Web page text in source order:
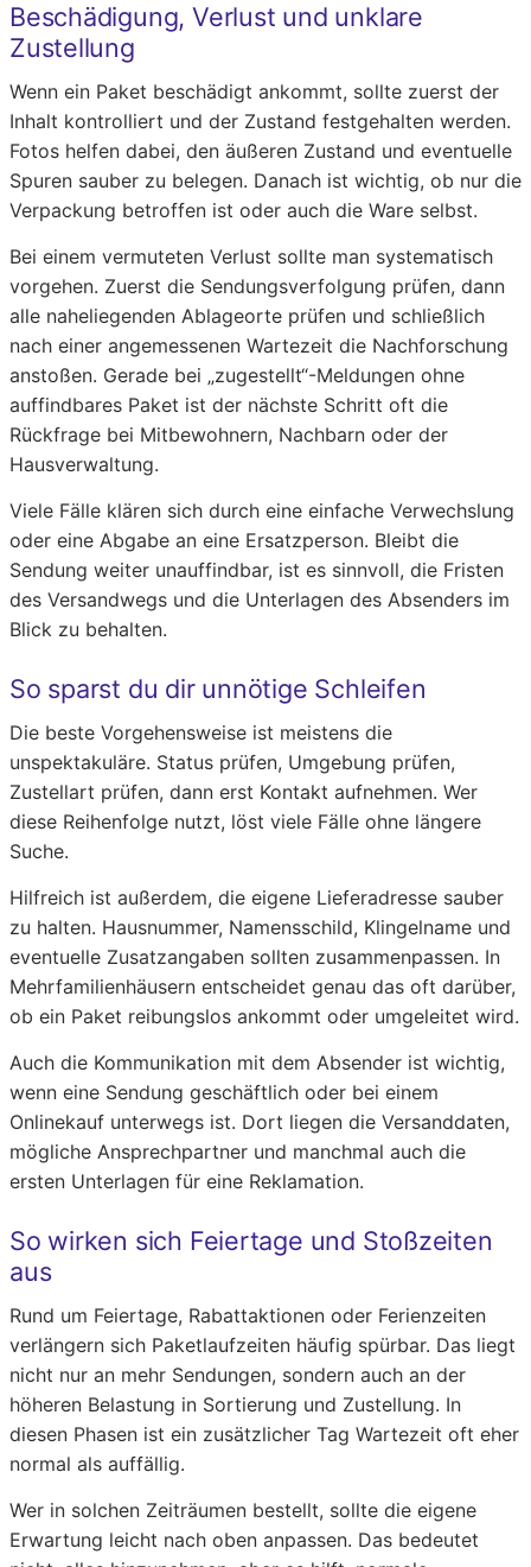
Beschädigung, Verlust und unklare
Zustellung
Wenn ein Paket beschädigt ankommt, sollte zuerst der
Inhalt kontrolliert und der Zustand festgehalten werden.
Fotos helfen dabei, den äußeren Zustand und eventuelle
Spuren sauber zu belegen. Danach ist wichtig, ob nur die
Verpackung betroffen ist oder auch die Ware selbst.
Bei einem vermuteten Verlust sollte man systematisch
vorgehen. Zuerst die Sendungsverfolgung prüfen, dann
alle naheliegenden Ablageorte prüfen und schließlich
nach einer angemessenen Wartezeit die Nachforschung
anstoßen. Gerade bei „zugestellt“-Meldungen ohne
auffindbares Paket ist der nächste Schritt oft die
Rückfrage bei Mitbewohnern, Nachbarn oder der
Hausverwaltung.
Viele Fälle klären sich durch eine einfache Verwechslung
oder eine Abgabe an eine Ersatzperson. Bleibt die
Sendung weiter unauffindbar, ist es sinnvoll, die Fristen
des Versandwegs und die Unterlagen des Absenders im
Blick zu behalten.
So sparst du dir unnötige Schleifen
Die beste Vorgehensweise ist meistens die
unspektakuläre. Status prüfen, Umgebung prüfen,
Zustellart prüfen, dann erst Kontakt aufnehmen. Wer
diese Reihenfolge nutzt, löst viele Fälle ohne längere
Suche.
Hilfreich ist außerdem, die eigene Lieferadresse sauber
zu halten. Hausnummer, Namensschild, Klingelname und
eventuelle Zusatzangaben sollten zusammenpassen. In
Mehrfamilienhäusern entscheidet genau das oft darüber,
ob ein Paket reibungslos ankommt oder umgeleitet wird.
Auch die Kommunikation mit dem Absender ist wichtig,
wenn eine Sendung geschäftlich oder bei einem
Onlinekauf unterwegs ist. Dort liegen die Versanddaten,
mögliche Ansprechpartner und manchmal auch die
ersten Unterlagen für eine Reklamation.
So wirken sich Feiertage und Stoßzeiten
aus
Rund um Feiertage, Rabattaktionen oder Ferienzeiten
verlängern sich Paketlaufzeiten häufig spürbar. Das liegt
nicht nur an mehr Sendungen, sondern auch an der
höheren Belastung in Sortierung und Zustellung. In
diesen Phasen ist ein zusätzlicher Tag Wartezeit oft eher
normal als auffällig.
Wer in solchen Zeiträumen bestellt, sollte die eigene
Erwartung leicht nach oben anpassen. Das bedeutet